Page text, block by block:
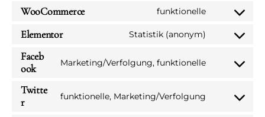
automattic
wordfence
WooCommerce funktionelle
Consent
Elementor Statistik (anonym)
Consent
service
Faceb
ook
Marketing/Verfolgung, funktionelle
Consent
service
Twitte
r
funktionelle, Marketing/Verfolgung
Consent